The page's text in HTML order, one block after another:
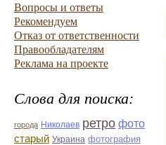
Вопросы и ответы
Рекомендуем
Отказ от ответственности
Правообладателям
Реклама на проекте
Слова для поиска:
города Николаев ретро фото
старый Украина фотография